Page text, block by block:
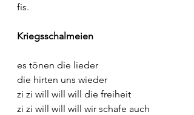
fis.
Kriegsschalmeien
es tönen die lieder
die hirten uns wieder
zi zi will will will die freiheit
zi zi will will will wir schafe auch